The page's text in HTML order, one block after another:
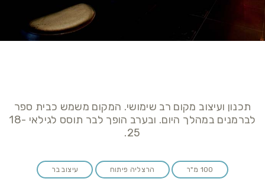
תכנון ועיצוב מקום רב שימושי. המקום משמש כבית ספר
לברמנים במהלך היום. ובערב הופך לבר תוסס לגילאי 18-
25.
100 מ"ר הרצליה פיתוח עיצוב בר